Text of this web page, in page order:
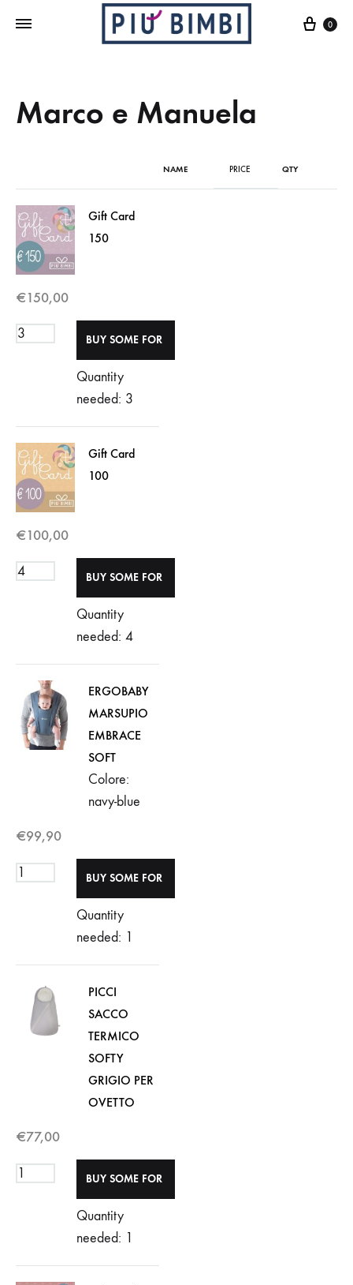
Cart
0
Marco e Manuela
NAME PRICE QTY
Gift Card
150
€150,00
Quantity
needed: 3
Gift Card
100
€100,00
Quantity
needed: 4
ERGOBABY
MARSUPIO
EMBRACE
SOFT
Colore:
navy-blue
€99,90
Quantity
needed: 1
PICCI
SACCO
TERMICO
SOFTY
GRIGIO PER
OVETTO
€77,00
Quantity
needed: 1